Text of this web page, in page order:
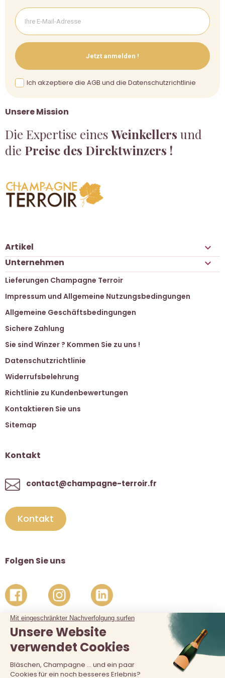
Unsere Mission
Die Expertise einesWeinkellers und
die Preise des Direktwinzers !
Jetzt anmelden !
Ich akzeptiere die AGB und die Datenschutzrichtlinie
Artikel 
Unternehmen 
Lieferungen Champagne Terroir
Impressum und Allgemeine Nutzungsbedingungen
Allgemeine Geschäftsbedingungen
Sichere Zahlung
Sie sind Winzer ? Kommen Sie zu uns !
Datenschutzrichtlinie
Widerrufsbelehrung
Richtlinie zu Kundenbewertungen
Kontaktieren Sie uns
Sitemap
Kontakt
contact@champagne-terroir.fr
Kontakt
Folgen Sie uns